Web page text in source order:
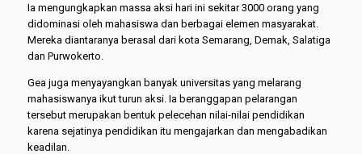
Ia mengungkapkan massa aksi hari ini sekitar 3000 orang yang
didominasi oleh mahasiswa dan berbagai elemen masyarakat.
Mereka diantaranya berasal dari kota Semarang, Demak, Salatiga
dan Purwokerto.
Gea juga menyayangkan banyak universitas yang melarang
mahasiswanya ikut turun aksi. Ia beranggapan pelarangan
tersebut merupakan bentuk pelecehan nilai-nilai pendidikan
karena sejatinya pendidikan itu mengajarkan dan mengabadikan
keadilan.